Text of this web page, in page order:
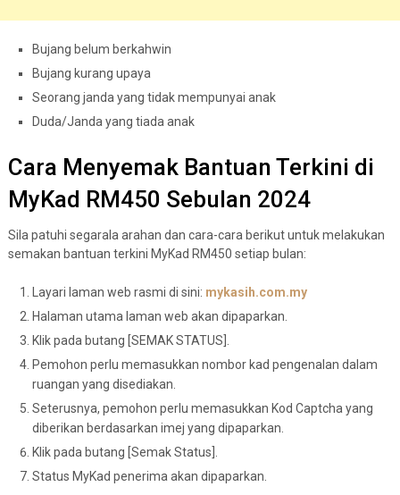
Bujang belum berkahwin
Bujang kurang upaya
Seorang janda yang tidak mempunyai anak
Duda/Janda yang tiada anak
Cara Menyemak Bantuan Terkini di
MyKad RM450 Sebulan 2024
Sila patuhi segarala arahan dan cara-cara berikut untuk melakukan
semakan bantuan terkini MyKad RM450 setiap bulan:
Layari laman web rasmi di sini: mykasih.com.my
Halaman utama laman web akan dipaparkan.
Klik pada butang [SEMAK STATUS].
Pemohon perlu memasukkan nombor kad pengenalan dalam
ruangan yang disediakan.
Seterusnya, pemohon perlu memasukkan Kod Captcha yang
diberikan berdasarkan imej yang dipaparkan.
Klik pada butang [Semak Status].
Status MyKad penerima akan dipaparkan.